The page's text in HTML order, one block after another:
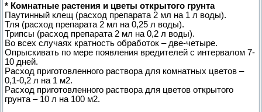
* Комнатные растения и цветы открытого грунта
Паутинный клещ (расход препарата 2 мл на 1 л воды).
Тля (расход препарата 2 мл на 0,25 л воды).
Трипсы (расход препарата 2 мл на 0,2 л воды).
Во всех случаях кратность обработок – две-четыре.
Опрыскивать по мере появления вредителей с интервалом 7-
10 дней.
Расход приготовленного раствора для комнатных цветов –
0,1-0,2 л на 1 м2.
Расход приготовленного раствора для цветов открытого
грунта – 10 л на 100 м2.